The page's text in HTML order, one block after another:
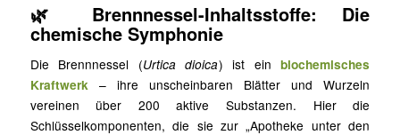
🌿 Brennnessel-Inhaltsstoffe: Die
chemische Symphonie
Die Brennnessel (Urtica dioica) ist einbiochemisches
Kraftwerk– ihre unscheinbaren Blätter und Wurzeln
vereinen über 200 aktive Substanzen. Hier die
Schlüsselkomponenten, die sie zur „Apotheke unter den